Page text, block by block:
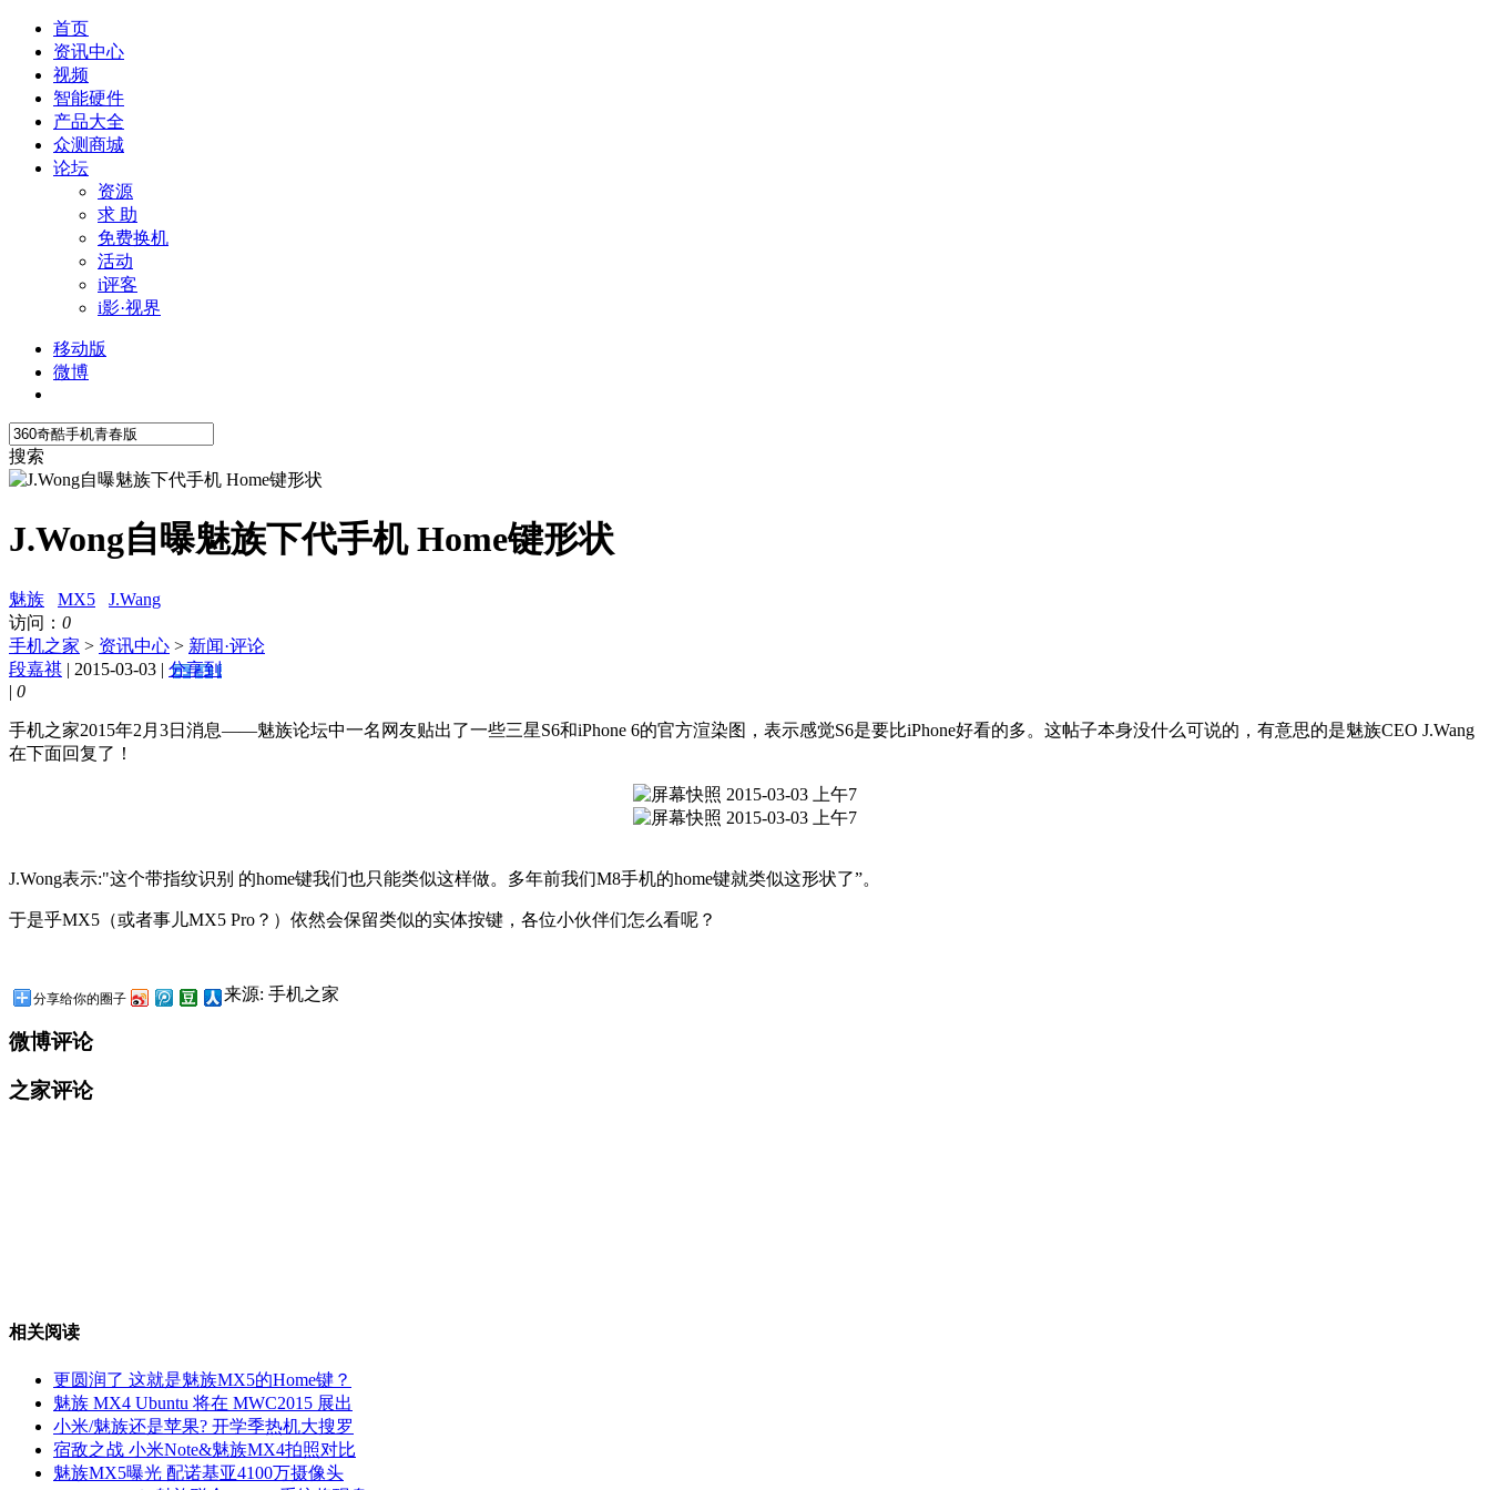
首页
资讯中心
视频
智能硬件
产品大全
众测商城
论坛
资源
求 助
免费换机
活动
i评客
i影·视界
移动版
微博
搜索
J.Wong自曝魅族下代手机 Home键形状
魅族 MX5
J.Wang
访问： 0
手机之家 > 资讯中心 > 新闻·评论
段嘉祺 | 2015-03-03 | 分享到
| 0
手机之家2015年2月3日消息——魅族论坛中一名网友贴出了一些三星S6和iPhone 6的官方渲染图，表示感觉S6是要比iPhone好看的多。这帖子本身没什么可说的，有意思的是魅族CEO J.Wang
在下面回复了！
J.Wong表示:"这个带指纹识别 的home键我们也只能类似这样做。多年前我们M8手机的home键就类似这形状了”。
于是乎MX5（或者事儿MX5 Pro？）依然会保留类似的实体按键，各位小伙伴们怎么看呢？
分享给你的圈子 来源: 手机之家
微博评论
之家评论
相关阅读
更圆润了 这就是魅族MX5的Home键？
魅族 MX4 Ubuntu 将在 MWC2015 展出
小米/魅族还是苹果? 开学季热机大搜罗
宿敌之战 小米Note&魅族MX4拍照对比
魅族MX5曝光 配诺基亚4100万摄像头